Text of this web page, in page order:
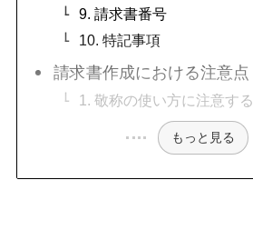
9. 請求書番号
10. 特記事項
請求書作成における注意点
1. 敬称の使い方に注意する
もっと見る